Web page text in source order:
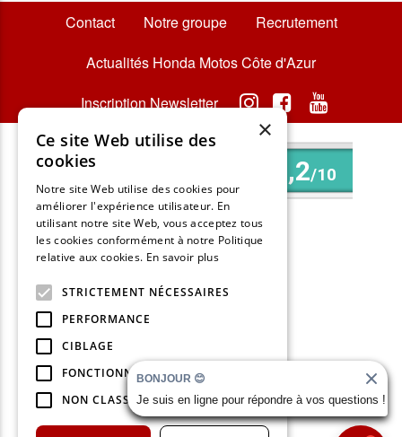
Contact Notre groupe
Recrutement
Actualités Honda Motos Côte d'Azur
Inscription Newsletter
INFORMATIONS
Contactez-nous
Rendez-vous atelier Honda Motos
Mentions légales
Gestion des cookies
Politique de confidentialité
BONJOUR 😊
Je suis en ligne pour répondre à vos questions !
×
Ce site Web utilise des
cookies
Notre site Web utilise des cookies pour
améliorer l'expérience utilisateur. En
utilisant notre site Web, vous acceptez tous
les cookies conformément à notre Politique
relative aux cookies. En savoir plus
STRICTEMENT NÉCESSAIRES
PERFORMANCE
CIBLAGE
FONCTIONNALITÉ
NON CLASSIFIÉS